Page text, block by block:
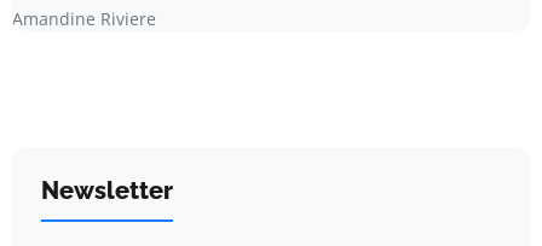
Amandine Riviere
Newsletter